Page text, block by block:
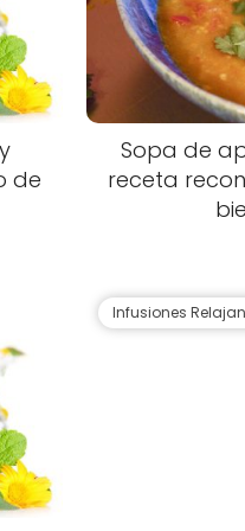
de
Sopa de
receta
Infusiones